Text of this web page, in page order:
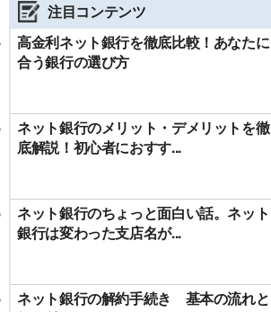
注目コンテンツ
高金利ネット銀行を徹底比較！あなたに
合う銀行の選び方
ネット銀行のメリット・デメリットを徹
底解説！初心者におすす...
ネット銀行のちょっと面白い話。ネット
銀行は変わった支店名が...
ネット銀行の解約手続き 基本の流れと